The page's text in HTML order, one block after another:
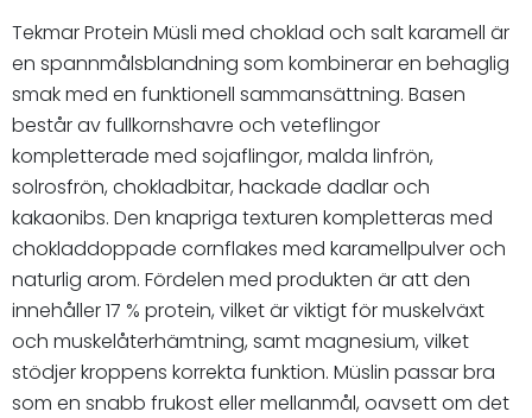
Tekmar Protein Müsli med choklad och salt karamell är
en spannmålsblandning som kombinerar en behaglig
smak med en funktionell sammansättning. Basen
består av fullkornshavre och veteflingor
kompletterade med sojaflingor, malda linfrön,
solrosfrön, chokladbitar, hackade dadlar och
kakaonibs. Den knapriga texturen kompletteras med
chokladdoppade cornflakes med karamellpulver och
naturlig arom. Fördelen med produkten är att den
innehåller 17 % protein, vilket är viktigt för muskelväxt
och muskelåterhämtning, samt magnesium, vilket
stödjer kroppens korrekta funktion. Müslin passar bra
som en snabb frukost eller mellanmål, oavsett om det